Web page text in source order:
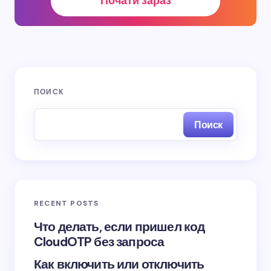
Your Comment *
Submit Comment
ПОИСК
Поиск
RECENT POSTS
Что делать, если пришел код
CloudOTP без запроса
Как включить или отключить